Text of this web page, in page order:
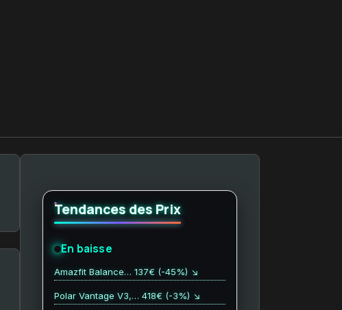
Tendances des Prix
En baisse
Amazfit Balance… 137€ (-45%) ↘
Polar Vantage V3,… 418€ (-3%) ↘